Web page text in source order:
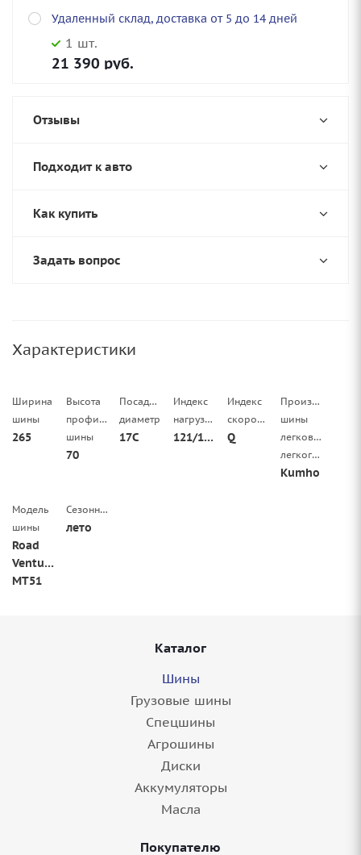
Удаленный склад, доставка от 5 до 14 дней
1 шт.
21 390 руб.
Отзывы
Подходит к авто
Как купить
Задать вопрос
Характеристики
Ширина
шины
265
Высота
профиля
шины
70
Посадочный
диаметр
17C
Индекс
нагрузки
121/118
Индекс
скорости
Q
Производитель
шины
легковой/
легкогрузовой
Kumho
Модель
шины
Road
Venture
MT51
Сезонность
лето
Каталог
Шины
Грузовые шины
Спецшины
Агрошины
Диски
Аккумуляторы
Масла
Покупателю